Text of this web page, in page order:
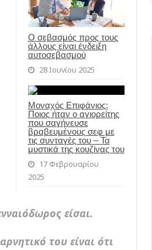
Ο σεβασμός προς τους
άλλους είναι ένδειξη
αυτοσεβασμού
28 Ιουνίου 2025
Μοναχός Επιφάνιος:
Ποιος ήταν ο αγιορείτης
που σαγήνευσε
βραβευμένους σεφ με
τις συνταγές του – Τα
μυστικά της κουζίνας του
17 Φεβρουαρίου
2025
είσαι.
του είναι ότι